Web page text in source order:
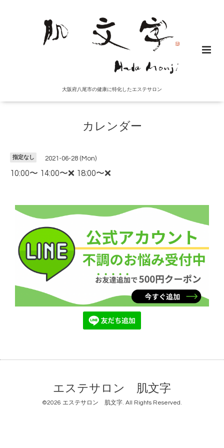
大阪府八尾市の健康に特化したエステサロン
カレンダー
指定なし 2021-06-28 (Mon)
10:00〜 14:00〜❌ 18:00〜❌
エステサロン 肌文字
©2026 エステサロン 肌文字. All Rights Reserved.